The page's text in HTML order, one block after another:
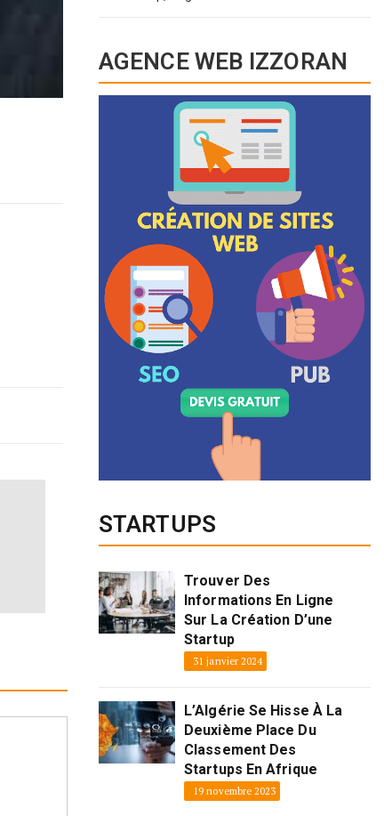
AGENCE WEB IZZORAN
STARTUPS
Trouver Des
Informations En Ligne
Sur La Création D’une
Startup
31 janvier 2024
L’Algérie Se Hisse À La
Deuxième Place Du
Classement Des
Startups En Afrique
19 novembre 2023